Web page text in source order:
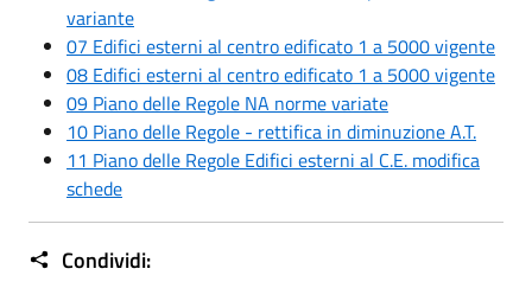
variante
07 Edifici esterni al centro edificato 1 a 5000 vigente
08 Edifici esterni al centro edificato 1 a 5000 vigente
09 Piano delle Regole NA norme variate
10 Piano delle Regole - rettifica in diminuzione A.T.
11 Piano delle Regole Edifici esterni al C.E. modifica
schede
Condividi: